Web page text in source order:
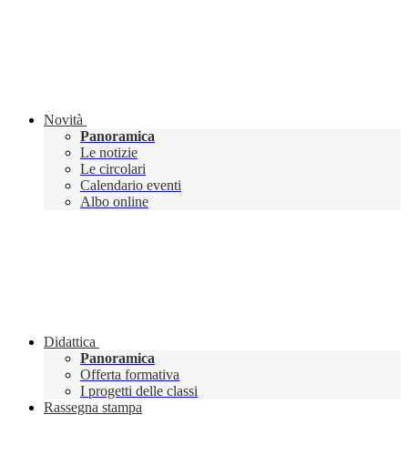
Novità
Panoramica
Le notizie
Le circolari
Calendario eventi
Albo online
Didattica
Panoramica
Offerta formativa
I progetti delle classi
Rassegna stampa